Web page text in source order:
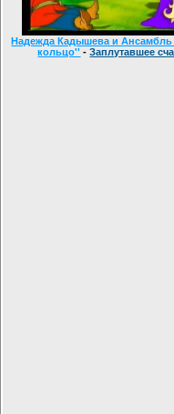
Надежда Кадышева и Ансамбль
кольцо'' -Заплутавшее